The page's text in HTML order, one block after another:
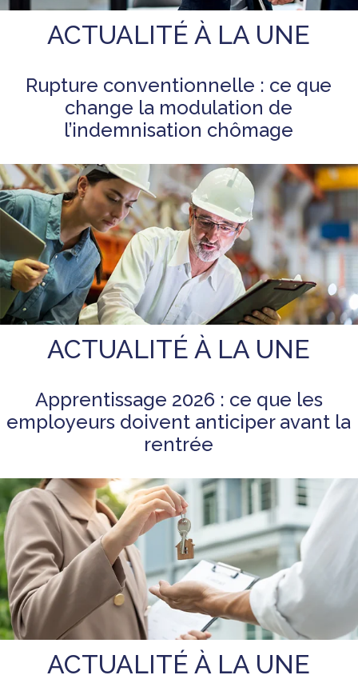
ACTUALITÉ À LA UNE
Rupture conventionnelle : ce que
change la modulation de
l’indemnisation chômage
ACTUALITÉ À LA UNE
Apprentissage 2026 : ce que les
employeurs doivent anticiper avant la
rentrée
ACTUALITÉ À LA UNE